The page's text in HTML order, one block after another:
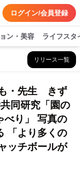
ログイン/会員登録
ン・美容 ライフスタ
リリース一覧
・先生 きず
同研究「園の
べり」 写真の
「より多くの
ッチボールが